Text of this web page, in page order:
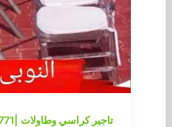
تاجير كراسي وطاولات |65080771 | الابداع